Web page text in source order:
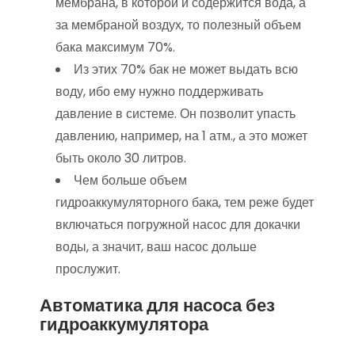
за мембраной воздух, то полезный объем
бака максимум 70%.
Из этих 70% бак не может выдать всю
воду, ибо ему нужно поддерживать
давление в системе. Он позволит упасть
давлению, например, на 1 атм., а это может
быть около 30 литров.
Чем больше объем
гидроаккумуляторного бака, тем реже будет
включаться погружной насос для докачки
воды, а значит, ваш насос дольше
прослужит.
Автоматика для насоса без
гидроаккумулятора